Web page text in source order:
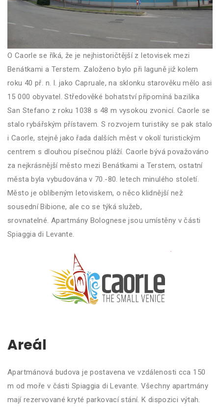
O Caorle se říká, že je nejhistoričtější z letovisek mezi
Benátkami a Terstem. Založeno bylo při laguně již kolem
roku 40 př. n. l. jako Capruale, na sklonku starověku mělo asi
15 000 obyvatel. Středověké bohatství připomíná bazilika
San Stefano z roku 1038 s 48 m vysokou zvonicí. Caorle se
stalo rybářským přístavem. S rozvojem turistiky se pak stalo
i Caorle, stejně jako řada dalších měst v okolí turistickým
centrem s dlouhou písečnou pláží. Caorle bývá považováno
za nejkrásnější město mezi Benátkami a Terstem, ostatní
města byla vybudována v 70.-80. letech minulého století.
Město je oblíbeným letoviskem, o něco klidnější než
sousední Bibione, ale co se týká služeb,
srovnatelné. Apartmány Bolognese jsou umístěny v části
Spiaggia di Levante.
Areál
Apartmánová budova je postavena ve vzdálenosti cca 150
m od moře v části Spiaggia di Levante. Všechny apartmány
mají rezervované kryté parkovací stání. K dispozici výtah.